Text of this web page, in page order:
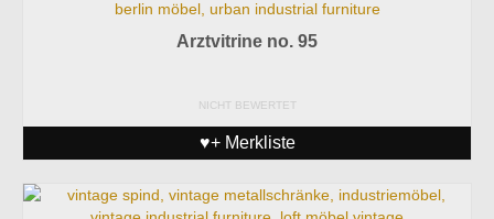
Arztvitrine no. 95
NICHT BEWERTET
♥+ Merkliste